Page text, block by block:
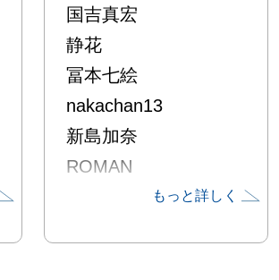
国吉真宏
静花
冨本七絵
nakachan13
新島加奈
ROMAN
もっと詳しく